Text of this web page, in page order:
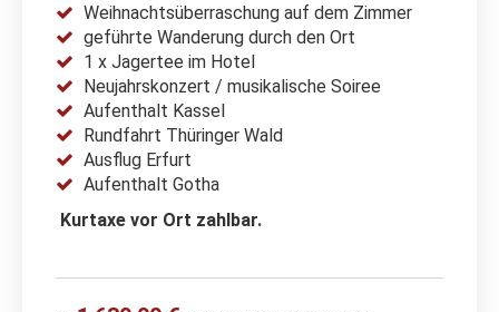
Weihnachtsüberraschung auf dem Zimmer
geführte Wanderung durch den Ort
1 x Jagertee im Hotel
Neujahrskonzert / musikalische Soiree
Aufenthalt Kassel
Rundfahrt Thüringer Wald
Ausflug Erfurt
Aufenthalt Gotha
Kurtaxe vor Ort zahlbar.